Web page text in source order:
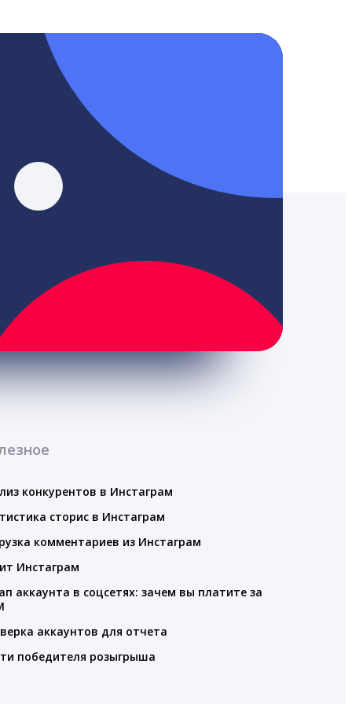
конкурентов в Инстаграм
сторис в Инстаграм
комментариев из Инстаграм
Инстаграм
аккаунта в соцсетях: зачем вы платите за
аккаунтов для отчета
победителя розыгрыша